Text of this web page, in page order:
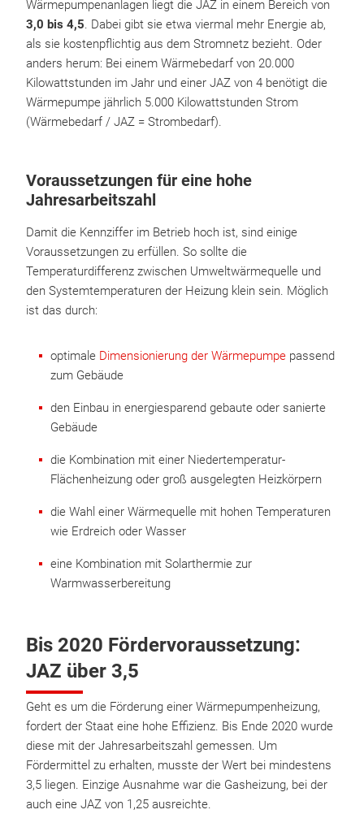
Wärmepumpenanlagen liegt die JAZ in einem Bereich von
3,0 bis 4,5. Dabei gibt sie etwa viermal mehr Energie ab,
als sie kostenpflichtig aus dem Stromnetz bezieht. Oder
anders herum: Bei einem Wärmebedarf von 20.000
Kilowattstunden im Jahr und einer JAZ von 4 benötigt die
Wärmepumpe jährlich 5.000 Kilowattstunden Strom
(Wärmebedarf / JAZ = Strombedarf).
Voraussetzungen für eine hohe
Jahresarbeitszahl
Damit die Kennziffer im Betrieb hoch ist, sind einige
Voraussetzungen zu erfüllen. So sollte die
Temperaturdifferenz zwischen Umweltwärmequelle und
den Systemtemperaturen der Heizung klein sein. Möglich
ist das durch:
optimale Dimensionierung der Wärmepumpe passend
zum Gebäude
den Einbau in energiesparend gebaute oder sanierte
Gebäude
die Kombination mit einer Niedertemperatur-
Flächenheizung oder groß ausgelegten Heizkörpern
die Wahl einer Wärmequelle mit hohen Temperaturen
wie Erdreich oder Wasser
eine Kombination mit Solarthermie zur
Warmwasserbereitung
Bis 2020 Fördervoraussetzung:
JAZ über 3,5
Geht es um die Förderung einer Wärmepumpenheizung,
fordert der Staat eine hohe Effizienz. Bis Ende 2020 wurde
diese mit der Jahresarbeitszahl gemessen. Um
Fördermittel zu erhalten, musste der Wert bei mindestens
3,5 liegen. Einzige Ausnahme war die Gasheizung, bei der
auch eine JAZ von 1,25 ausreichte.